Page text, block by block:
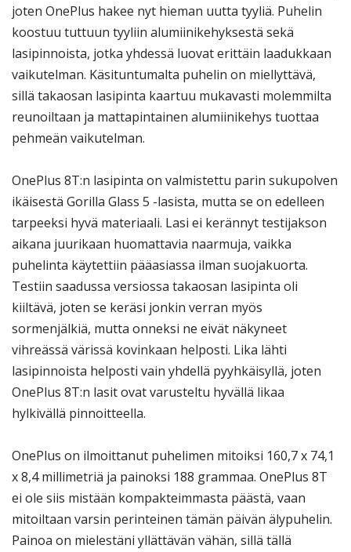
joten OnePlus hakee nyt hieman uutta tyyliä. Puhelin
koostuu tuttuun tyyliin alumiinikehyksestä sekä
lasipinnoista, jotka yhdessä luovat erittäin laadukkaan
vaikutelman. Käsituntumalta puhelin on miellyttävä,
sillä takaosan lasipinta kaartuu mukavasti molemmilta
reunoiltaan ja mattapintainen alumiinikehys tuottaa
pehmeän vaikutelman.
OnePlus 8T:n lasipinta on valmistettu parin sukupolven
ikäisestä Gorilla Glass 5 -lasista, mutta se on edelleen
tarpeeksi hyvä materiaali. Lasi ei kerännyt testijakson
aikana juurikaan huomattavia naarmuja, vaikka
puhelinta käytettiin pääasiassa ilman suojakuorta.
Testiin saadussa versiossa takaosan lasipinta oli
kiiltävä, joten se keräsi jonkin verran myös
sormenjälkiä, mutta onneksi ne eivät näkyneet
vihreässä värissä kovinkaan helposti. Lika lähti
lasipinnoista helposti vain yhdellä pyyhkäisyllä, joten
OnePlus 8T:n lasit ovat varusteltu hyvällä likaa
hylkivällä pinnoitteella.
OnePlus on ilmoittanut puhelimen mitoiksi 160,7 x 74,1
x 8,4 millimetriä ja painoksi 188 grammaa. OnePlus 8T
ei ole siis mistään kompakteimmasta päästä, vaan
mitoiltaan varsin perinteinen tämän päivän älypuhelin.
Painoa on mielestäni yllättävän vähän, sillä tällä